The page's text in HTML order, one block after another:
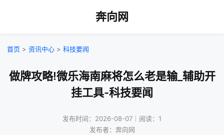
奔向网
首页 > 资讯中心 > 科技要闻
做牌攻略!微乐海南麻将怎么老是输_辅助开
挂工具-科技要闻
发布时间：2026-08-07｜阅读：1
发布者：奔向网